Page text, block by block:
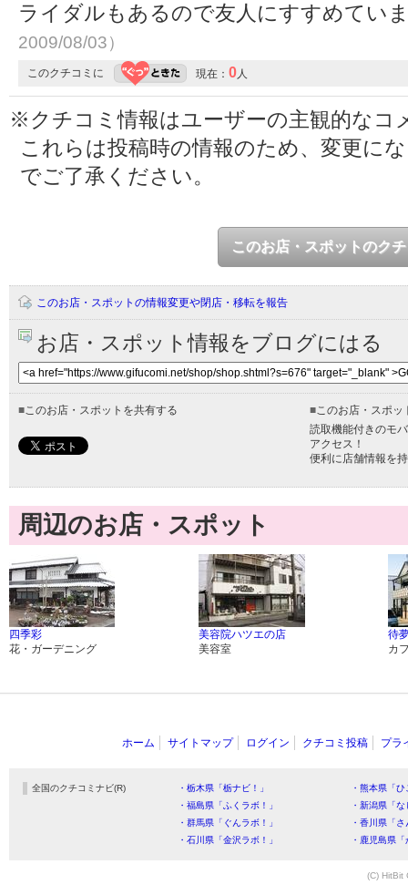
ライダルもあるので友人にすすめてい
2009/08/03）
このクチコミに 現在： 0人
※クチコミ情報はユーザーの主観的なコ
これらは投稿時の情報のため、変更に
でご了承ください。
このお店・スポットのク
このお店・スポットの情報変更や閉店・移転を報告
お店・スポット情報をブログにはる
■このお店・スポットを共有する ■このお店・スポッ
読取機能付きのモ
アクセス！
便利に店舗情報を
周辺のお店・スポット
四季彩
花・ガーデニング
美容院ハツエの店
美容室
待
カ
ホーム サイトマップ ログイン クチコミ投稿 プラ
全国のクチコミナビ(R) ・栃木県「栃ナビ！」
・熊本県「
・福島県「ふくラボ！」
・新潟県「
・群馬県「ぐんラボ！」
・香川県「
・石川県「金沢ラボ！」
・鹿児島県
(C) HitBit